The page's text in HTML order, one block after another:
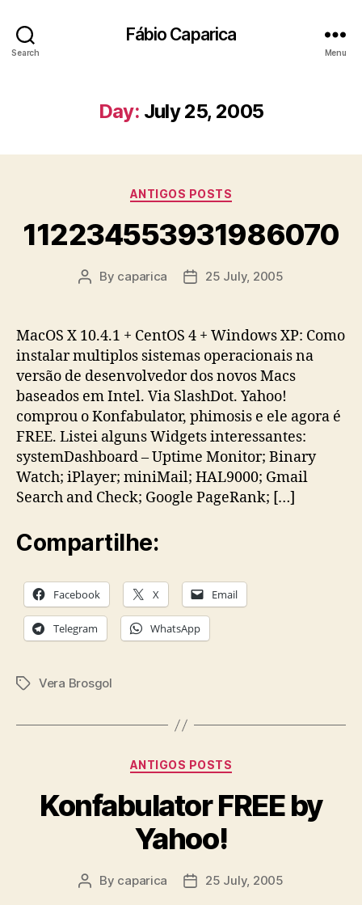
Search
Fábio Caparica
Menu
Day: July 25, 2005
Categories
ANTIGOS POSTS
112234553931986070
Post
By caparica
Post25 July, 2005
MacOS X 10.4.1 + CentOS 4 + Windows XP: Como
instalar multiplos sistemas operacionais na
versão de desenvolvedor dos novos Macs
baseados em Intel. Via SlashDot. Yahoo!
comprou o Konfabulator, phimosis e ele agora é
FREE. Listei alguns Widgets interessantes:
systemDashboard – Uptime Monitor; Binary
Watch; iPlayer; miniMail; HAL9000; Gmail
Search and Check; Google PageRank; […]
Compartilhe:
Facebook X Email
Telegram WhatsApp
TagsVera Brosgol
Categories
ANTIGOS POSTS
Konfabulator FREE by
Yahoo!
Post
By caparica
Post25 July, 2005